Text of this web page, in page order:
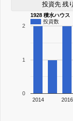
投資先 残
1928 積水ハウス
投資数
2014 2016
0
1
2